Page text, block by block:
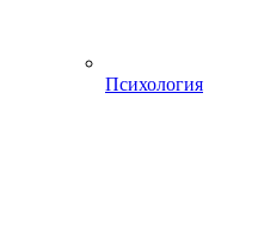
Психология